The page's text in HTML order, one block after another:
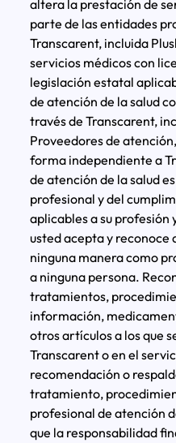
altera la prestación de
parte de las entidades
Transcarent, incluida
servicios médicos con
legislación estatal
de atención de la salud
través de Transcarent,
Proveedores de
forma independiente a
de atención de la salud
profesional y del
aplicables a su
usted acepta y reconoce
ninguna manera como
a ninguna persona.
tratamientos,
información,
otros artículos a los que
Transcarent o en el
recomendación o
tratamiento,
profesional de atención
que la responsabilidad